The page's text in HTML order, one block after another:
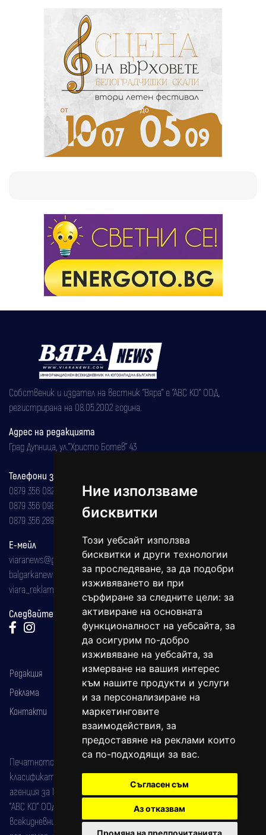
Ние използваме
бисквитки
Този уебсайт използва
бисквитки и други технологии
за проследяване, за да подобри
изживяването ви при
сърфиране за следните цели: за
активиране на основната
функционалност на уебсайта, за
да осигурим по-добро
изживяване на уебсайта, за
измерване на вашия интерес
към нашите продукти и услуги
и за персонализиране на
маркетинговите
взаимодействия, за
предоставяне на реклами които
са по-подходящи за вас.
Съгласен съм
Аз отказвам
Промяна на предпочитанията
Собственик и издател на вестник "Вяра" е "АВС КО" ООД,
регистрирана на 08.05.2002 година.
Адрес на редакцията
Град Дупница, ул.''Христо Ботев" 43
Телефони за реклама и абонаменти
0879 356 082
0879 356 098
0879 356 289
Е-мейл
viaranews@gmail.com
balgarkanews@gmail.com
viara_reklama@mail.bg
Следвайте ни:
Редакция
Реклама
Контакти
Печатното издание на вестника е регистрирано в националния
класификатор на печатните издания (Българска национална
агенция за ISSN) под номер: ISSN 1312-4722.
"АВС КО" ООД е притежател на марката: Вяра информационен
всекидневник на югозападна България, със свидетелство за марка